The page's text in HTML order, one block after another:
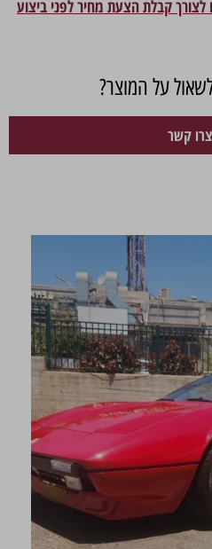
קבלת הצעת מחיר לפני ביצוע
על המוצר?
צרו קשר